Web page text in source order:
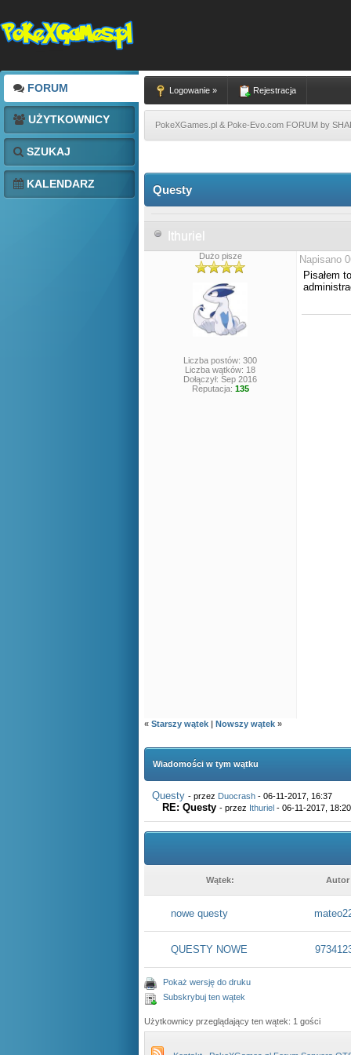
FORUM
UŻYTKOWNICY
SZUKAJ
KALENDARZ
Logowanie » Rejestracja
PokeXGames.pl & Poke-Evo.com FORUM by
Questy
Ithuriel
Dużo pisze
Liczba postów: 300
Liczba wątków: 18
Dołączył: Sep 2016
Reputacja: 135
Napisano
Pisałem
« Starszy wątek | Nowszy wątek »
Wiadomości w tym wątku
Questy - przez Duocrash - 06-11-2017, 16:37
RE: Questy - przez Ithuriel - 06-11-2017, 18:20
Wątek: Autor
nowe questy
QUESTY NOWE
Pokaż wersję do druku
Subskrybuj ten wątek
Użytkownicy przeglądający ten wątek: 1 gości